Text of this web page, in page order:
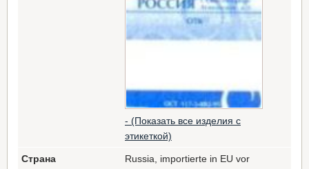
- (Показать все изделия с
этикеткой)
Страна
Russia, importierte in EU vor